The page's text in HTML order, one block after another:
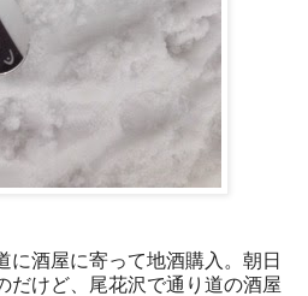
に酒屋に寄って地酒購入。朝日
だけど、尾花沢で通り道の酒屋